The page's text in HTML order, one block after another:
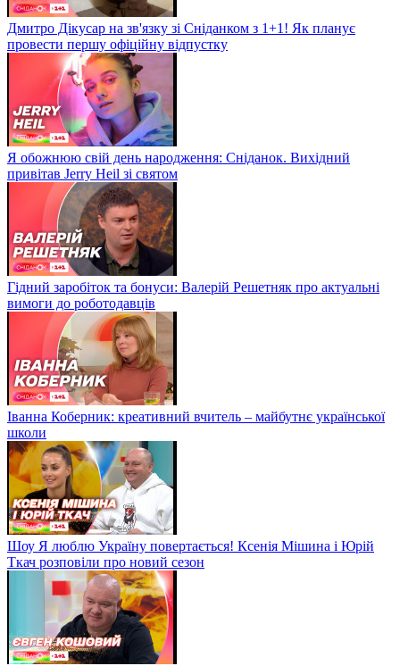
Дмитро Дікусар на зв'язку зі Сніданком з 1+1! Як планує
провести першу офіційну відпустку
Я обожнюю свій день народження: Сніданок. Вихідний
привітав Jerry Heil зі святом
Гідний заробіток та бонуси: Валерій Решетняк про актуальні
вимоги до роботодавців
Іванна Коберник: креативний вчитель – майбутнє української
школи
Шоу Я люблю Україну повертається! Ксенія Мішина і Юрій
Ткач розповіли про новий сезон